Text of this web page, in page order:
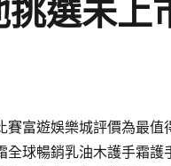
選未上
賽富遊娛樂城評價為最
全球暢銷乳油木護手霜